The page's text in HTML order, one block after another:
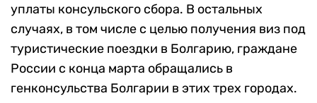
уплаты консульского сбора. В остальных
случаях, в том числе с целью получения виз под
туристические поездки в Болгарию, граждане
России с конца марта обращались в
генконсульства Болгарии в этих трех городах.